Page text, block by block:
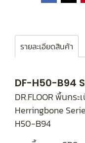
รายละเอียดสินค้า
DF-H50-B94
DR.FLOOR พื้นกร
Herringbone
H50-B94